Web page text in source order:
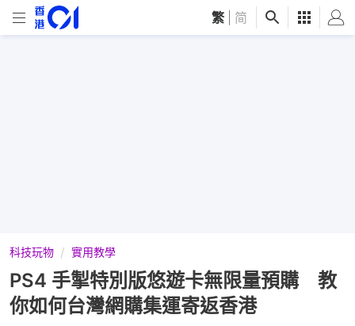
繁 简
科技玩物 實用教學
PS4 手掣特別版悠遊卡無限量預購 教
你如何台灣網購集運寄返香港